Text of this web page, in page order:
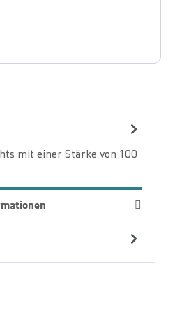
mit einer Stärke von 100